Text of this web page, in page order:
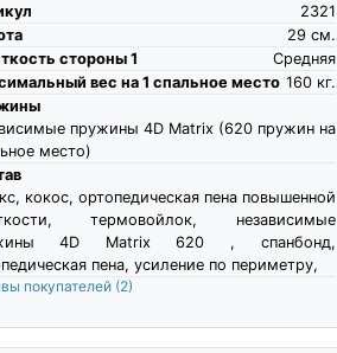
2321
см.
29
стороны 1
Средняя
вес на 1 спальное место
кг.
160
пружины 4D Matrix (620 пружин на
место)
кокос, ортопедическая пена повышенной
термовойлок, независимые
4D Matrix 620 , спанбонд,
пена, усиление по периметру,
покупателей (2)